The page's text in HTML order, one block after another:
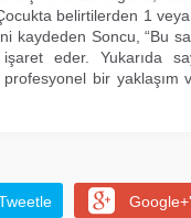
belirtilerden 1
kaydeden Soncu, “Bu
eder. Yukarıda
bir yaklaşım